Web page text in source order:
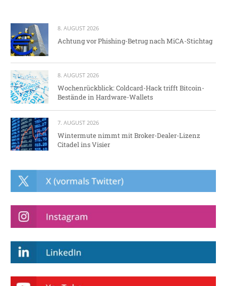
8. AUGUST 2026
Achtung vor Phishing-Betrug nach MiCA-Stichtag
8. AUGUST 2026
Wochenrückblick: Coldcard-Hack trifft Bitcoin-
Bestände in Hardware-Wallets
7. AUGUST 2026
Wintermute nimmt mit Broker-Dealer-Lizenz
Citadel ins Visier